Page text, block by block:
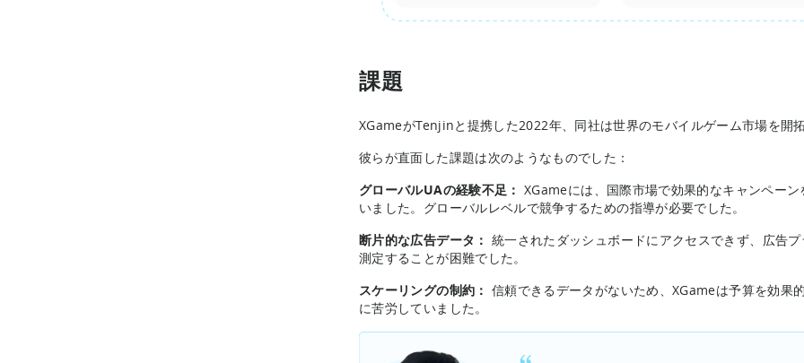
課題
XGameがTenjinと提携した2022年、同社は世界のモバイルゲーム市場を開
彼らが直面した課題は次のようなものでした：
グローバルUAの経験不足： XGameには、国際市場で効果的なキャンペー
いました。グローバルレベルで競争するための指導が必要でした。
断片的な広告データ： 統一されたダッシュボードにアクセスできず、広告
測定することが困難でした。
スケーリングの制約： 信頼できるデータがないため、XGameは予算を効果
に苦労していました。